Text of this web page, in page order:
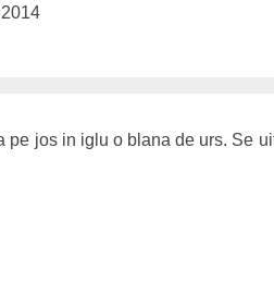
jos in iglu o blana de urs. Se